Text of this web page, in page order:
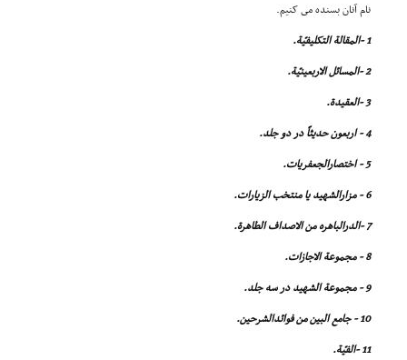
نام آنان بسنده مى کنیم.
1 -المقالة التکلیفیّة.
2 -المسائل الاربعینیّة.
3 -العقیدة.
4 - اربعون حدیثاً در دو جلد.
5 - اختصارالجعفریات.
6 - مزارالشهید یا منتخب الزیارات.
7 -الدرالباهره من الاصداف الطاهرة.
8 - مجموعة الاجازات.
9 - مجموعة الشهید در سه جلد.
10 - جامع البین من فوائدالشرحین.
11 -الفیّة.